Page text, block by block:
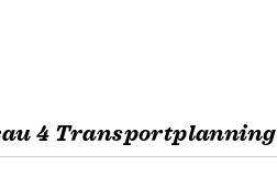
4 Transportplanning